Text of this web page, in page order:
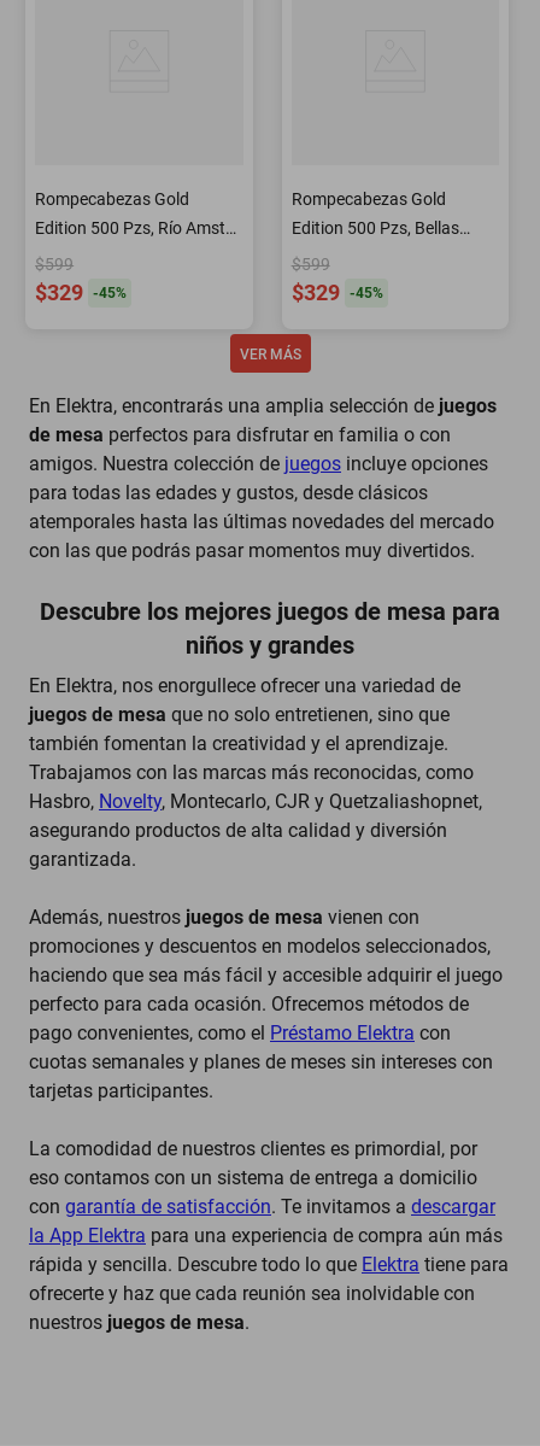
Rompecabezas Gold
Edition 500 Pzs, Río Amstel,
Holanda
$599
$329 -45%
Rompecabezas Gold
Edition 500 Pzs, Bellas
Artes, México
$599
$329 -45%
En Elektra, encontrarás una amplia selección de juegos
de mesa perfectos para disfrutar en familia o con
amigos. Nuestra colección de juegos incluye opciones
para todas las edades y gustos, desde clásicos
atemporales hasta las últimas novedades del mercado
con las que podrás pasar momentos muy divertidos.
Descubre los mejores juegos de mesa para
niños y grandes
En Elektra, nos enorgullece ofrecer una variedad de
juegos de mesa que no solo entretienen, sino que
también fomentan la creatividad y el aprendizaje.
Trabajamos con las marcas más reconocidas, como
Hasbro, Novelty, Montecarlo, CJR y Quetzaliashopnet,
asegurando productos de alta calidad y diversión
garantizada.
Además, nuestros juegos de mesa vienen con
promociones y descuentos en modelos seleccionados,
haciendo que sea más fácil y accesible adquirir el juego
perfecto para cada ocasión. Ofrecemos métodos de
pago convenientes, como el Préstamo Elektra con
cuotas semanales y planes de meses sin intereses con
tarjetas participantes.
La comodidad de nuestros clientes es primordial, por
eso contamos con un sistema de entrega a domicilio
con garantía de satisfacción. Te invitamos a descargar
la App Elektra para una experiencia de compra aún más
rápida y sencilla. Descubre todo lo que Elektra tiene para
ofrecerte y haz que cada reunión sea inolvidable con
nuestros juegos de mesa.